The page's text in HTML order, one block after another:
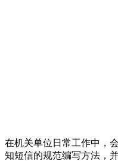
在机关单位日常工作中，
知短信的规范编写方法，